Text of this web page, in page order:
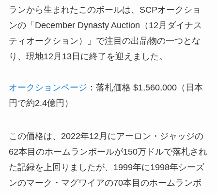
ランから生まれたこのボールは、SCPオークショ
ンの「December Dynasty Auction（12月ダイナス
ティオークション）」で注目の出品物の一つとな
り、現地12月13日に終了を迎えました。
オークションページ ：落札価格 $1,560,000（日本
円で約2.4億円）
この価格は、2022年12月にアーロン・ジャッジの
62本目のホームランボールが150万ドルで落札され
た記録を上回りましたが、1999年に1998年シーズ
ンのマーク・マグワイアの70本目のホームランボ